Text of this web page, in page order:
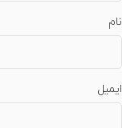
نام
ایمیل